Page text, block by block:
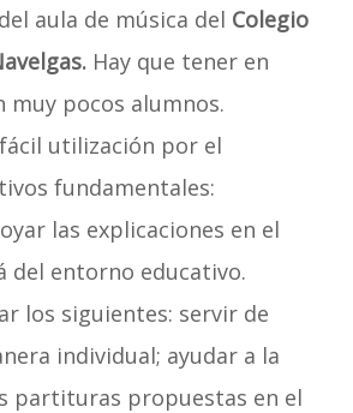
aula de música del Colegio
Hay que tener en
muy pocos alumnos.
utilización por el
fundamentales:
las explicaciones en el
del entorno educativo.
los siguientes: servir de
individual; ayudar a la
partituras propuestas en el